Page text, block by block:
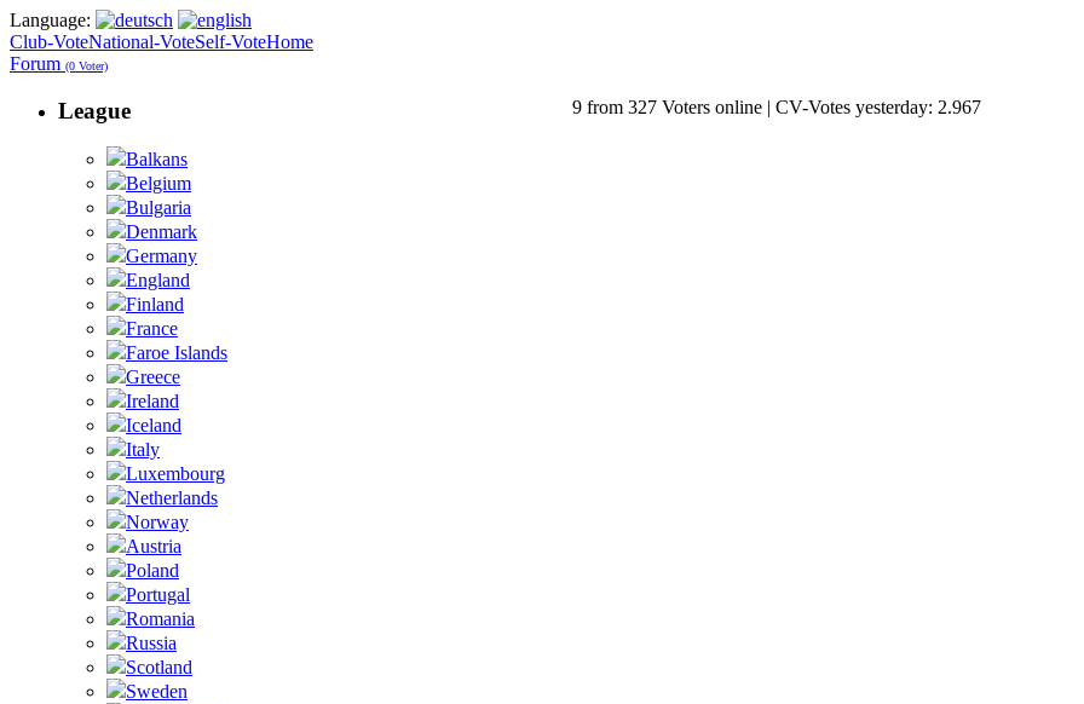
Language:
9 from 327 Voters online | CV-Votes yesterday: 2.967
Club-VoteNational-VoteSelf-VoteHome
Forum (0 Voter)
League
Balkans
Belgium
Bulgaria
Denmark
Germany
England
Finland
France
Faroe Islands
Greece
Ireland
Iceland
Italy
Luxembourg
Netherlands
Norway
Austria
Poland
Portugal
Romania
Russia
Scotland
Sweden